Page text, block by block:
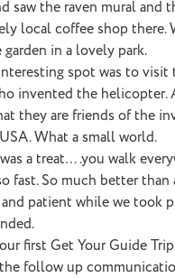
saw the raven mural and
local coffee shop there.
in a lovely park.
spot was to visit
invented the helicopter.
they are friends of the
What a small world.
was a treat….you walk
fast. So much better than
patient while we took
our first Get Your Guide
follow up